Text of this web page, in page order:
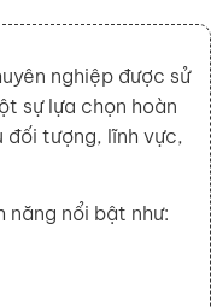
nghiệp được sử
sự lựa chọn hoàn
đối tượng, lĩnh vực,
nổi bật như: